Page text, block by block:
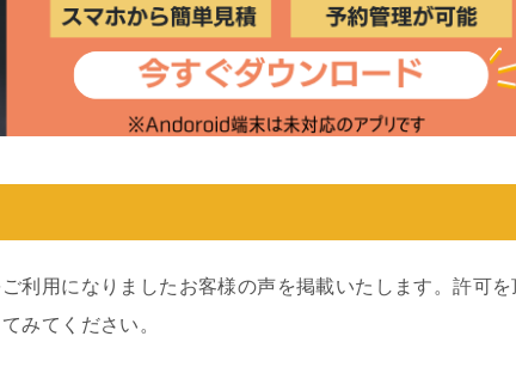
利用になりましたお客様の声を掲載いたします。許可を
みてください。